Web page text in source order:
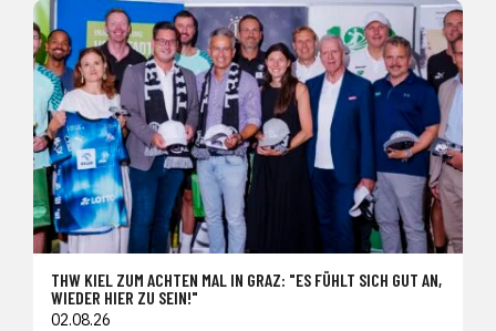
THW KIEL ZUM ACHTEN MAL IN GRAZ: "ES FÜHLT SICH GUT AN,
WIEDER HIER ZU SEIN!"
02.08.26